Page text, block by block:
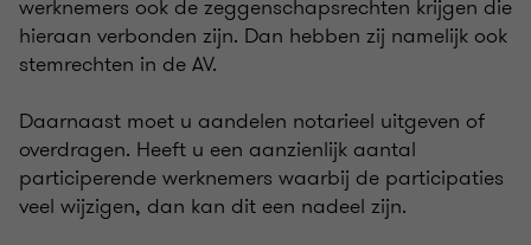
werknemers ook de zeggenschapsrechten krijgen die
hieraan verbonden zijn. Dan hebben zij namelijk ook
stemrechten in de AV.
Daarnaast moet u aandelen notarieel uitgeven of
overdragen. Heeft u een aanzienlijk aantal
participerende werknemers waarbij de participaties
veel wijzigen, dan kan dit een nadeel zijn.